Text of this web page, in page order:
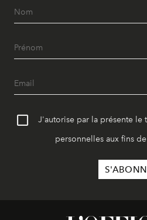
J'autorise par la présente le
personnelles aux fins